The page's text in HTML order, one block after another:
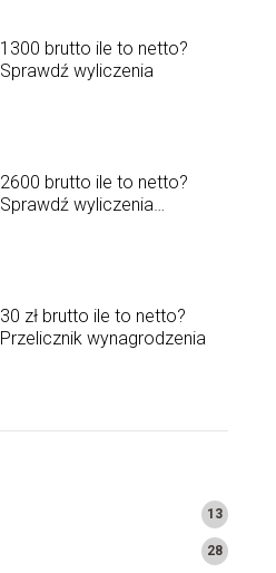
1300 brutto ile to netto?
Sprawdź wyliczenia
2600 brutto ile to netto?
Sprawdź wyliczenia
30 zł brutto ile to netto?
Przelicznik wynagrodzenia
13
28